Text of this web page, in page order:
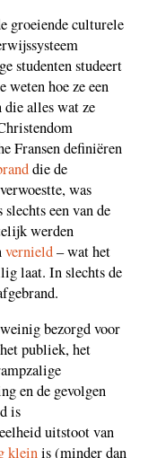
groeiende culturele
studenten studeert
weten hoe ze een
alles wat ze
Fransen definiëren
die de
was
een van de
werden
vernield– wat het
laat. In slechts de
bezorgd voor
publiek, het
en de gevolgen
is
uitstoot van
kleinis (minder dan